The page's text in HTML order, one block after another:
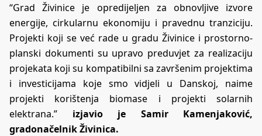
“Grad Živinice je opredijeljen za obnovljive izvore
energije, cirkularnu ekonomiju i pravednu tranziciju.
Projekti koji se već rade u gradu Živinice i prostorno-
planski dokumenti su upravo preduvjet za realizaciju
projekata koji su kompatibilni sa završenim projektima
i investicijama koje smo vidjeli u Danskoj, naime
projekti korištenja biomase i projekti solarnih
elektrana.” izjavio je Samir Kamenjaković,
gradonačelnik Živinica.